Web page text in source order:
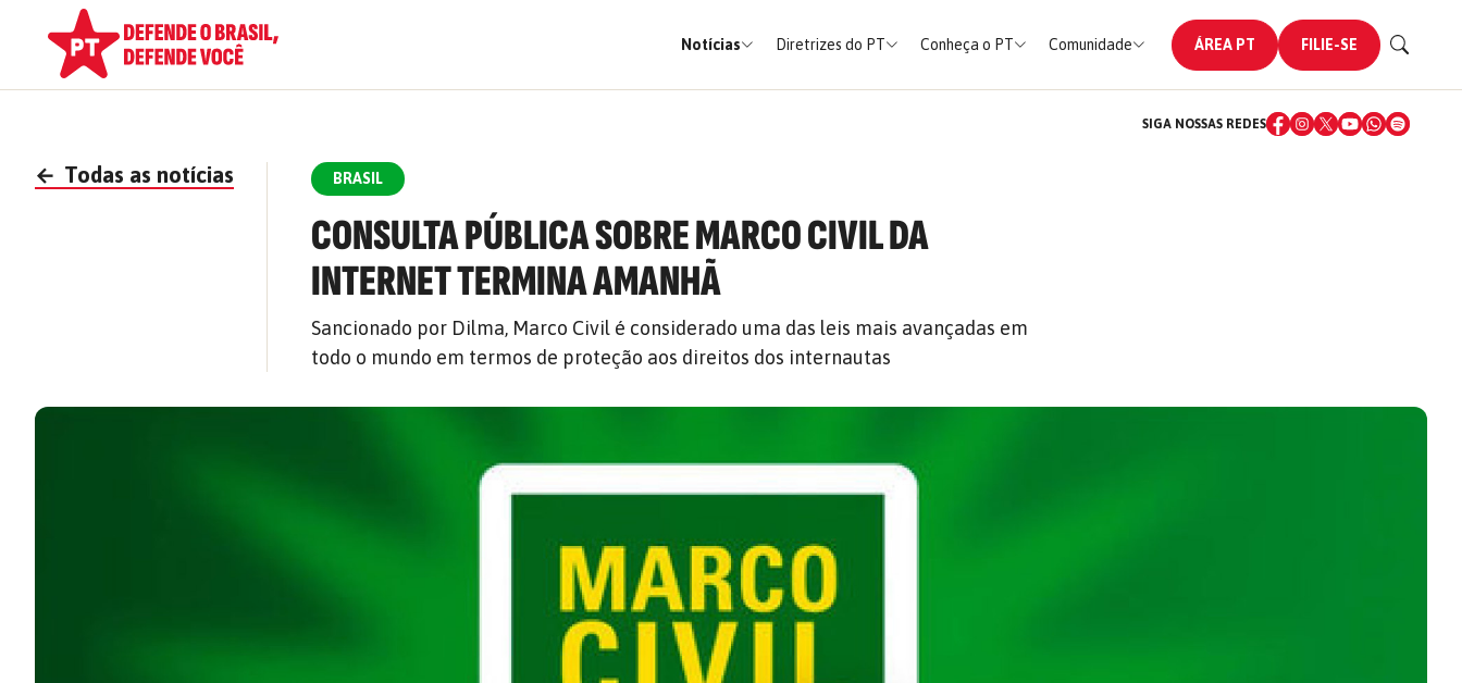
Notícias Diretrizes do PT Conheça o PT Comunidade ÁREA PT FILIE-SE
SIGA NOSSAS REDES
← Todas as notícias BRASIL
CONSULTA PÚBLICA SOBRE MARCO CIVIL DA
INTERNET TERMINA AMANHÃ
Sancionado por Dilma, Marco Civil é considerado uma das leis mais avançadas em
todo o mundo em termos de proteção aos direitos dos internautas